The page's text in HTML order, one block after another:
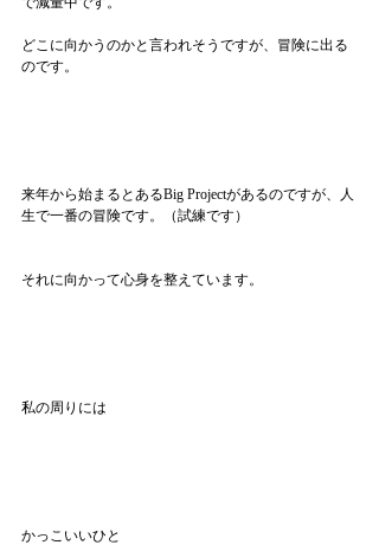
どこに向かうのかと言われそうですが、冒険に出る
のです。
来年から始まるとあるBig Projectがあるのですが、人
生で一番の冒険です。（試練です）
それに向かって心身を整えています。
私の周りには
かっこいいひと